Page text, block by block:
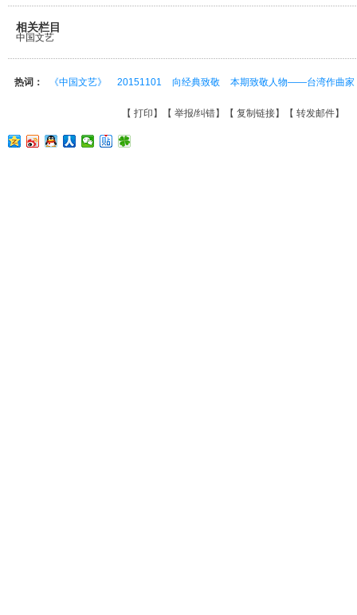
相关栏目
中国文艺
热词： 《中国文艺》 20151101 向经典致敬 本期致敬人物——台湾作曲家
【 打印 】【 举报/纠错】【 复制链接】【 转发邮件】